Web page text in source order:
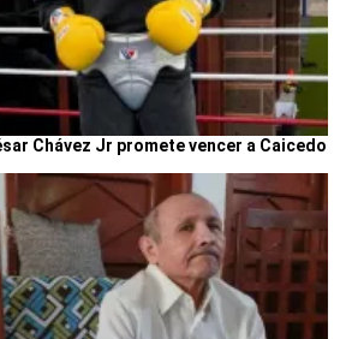
Chávez Jr promete vencer a Caicedo